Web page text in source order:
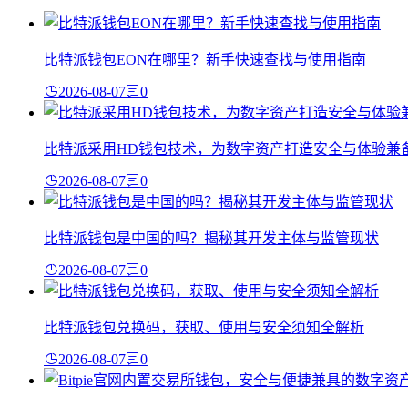
比特派钱包EON在哪里？新手快速查找与使用指南
2026-08-07 0
比特派采用HD钱包技术，为数字资产打造安全与体验兼
2026-08-07 0
比特派钱包是中国的吗？揭秘其开发主体与监管现状
2026-08-07 0
比特派钱包兑换码，获取、使用与安全须知全解析
2026-08-07 0